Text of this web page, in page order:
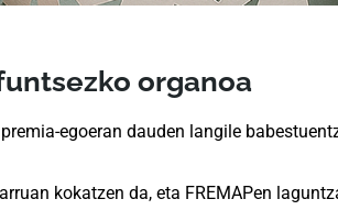
organoa
egoeran dauden langile
kokatzen da, eta FREMAPen